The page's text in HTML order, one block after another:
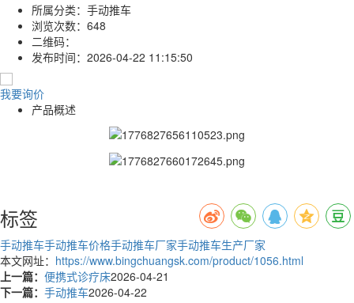
所属分类： 手动推车
浏览次数： 648
二维码：
发布时间： 2026-04-22 11:15:50
我要询价
产品概述
标签
手动推车手动推车价格手动推车厂家手动推车生产厂家
本文网址： https://www.bingchuangsk.com/product/1056.html
上一篇： 便携式诊疗床2026-04-21
下一篇： 手动推车2026-04-22